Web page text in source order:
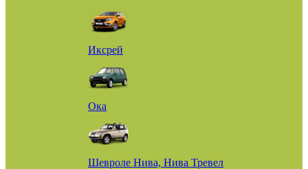
Иксрей
Ока
Шевроле Нива, Нива Тревел